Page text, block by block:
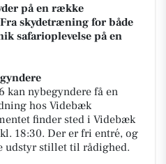
på en række
skydetræning for både
safarioplevelse på en
kan nybegyndere få en
hos Videbæk
finder sted i Videbæk
18:30. Der er fri entré, og
udstyr stillet til rådighed.